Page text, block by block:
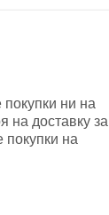
ни на
на доставку за
покупки на
магазина
была решена.
после